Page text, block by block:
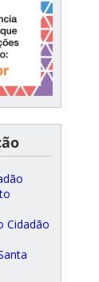
Cidadão